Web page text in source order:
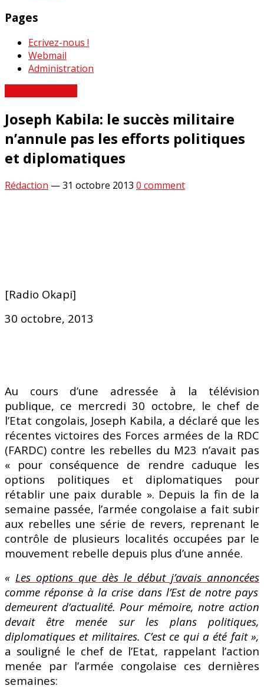
Pages
Ecrivez-nous !
Webmail
Administration
Joseph Kabila: le succès militaire
n’annule pas les efforts politiques
et diplomatiques
Rédaction —31 octobre 2013 0 comment
[Radio Okapi]
30 octobre, 2013
Au cours d’une adressée à la télévision
publique, ce mercredi 30 octobre, le chef de
l’Etat congolais, Joseph Kabila, a déclaré que les
récentes victoires des Forces armées de la RDC
(FARDC) contre les rebelles du M23 n’avait pas
« pour conséquence de rendre caduque les
options politiques et diplomatiques pour
rétablir une paix durable ». Depuis la fin de la
semaine passée, l’armée congolaise a fait subir
aux rebelles une série de revers, reprenant le
contrôle de plusieurs localités occupées par le
mouvement rebelle depuis plus d’une année.
« Les options que dès le début j’avais annoncées
comme réponse à la crise dans l’Est de notre pays
demeurent d’actualité. Pour mémoire, notre action
devait être menée sur les plans politiques,
diplomatiques et militaires. C’est ce qui a été fait »,
a souligné le chef de l’Etat, rappelant l’action
menée par l’armée congolaise ces dernières
semaines: